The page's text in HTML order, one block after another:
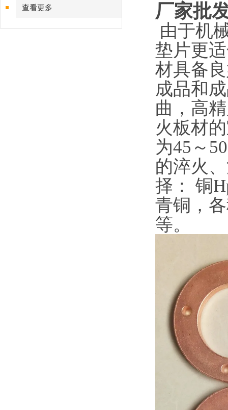
查看更多 厂家批
由于机
垫片更
材具备
成品和
曲，高
火板材
为45～
的淬火
择： 铜
青铜，
等。